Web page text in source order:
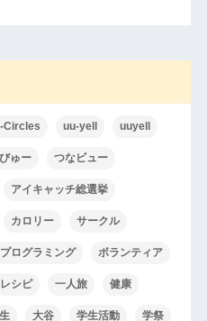
Circles uu-yell uuyell
ゅー つなビュー
アイキャッチ総選挙
カロリー サークル
プログラミング ボランティア
レシピ 一人旅 健康
大谷 学生活動 学祭